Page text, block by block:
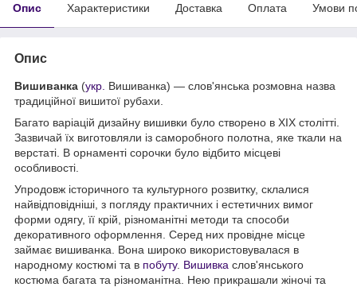
Опис Характеристики Доставка Оплата Умови
Опис
Вишиванка (укр. Вишиванка) — слов'янська розмовна назва
традиційної вишитої рубахи.
Багато варіацій дизайну вишивки було створено в XIX столітті.
Зазвичай їх виготовляли із саморобного полотна, яке ткали на
верстаті. В орнаменті сорочки було відбито місцеві
особливості.
Упродовж історичного та культурного розвитку, склалися
найвідповідніші, з погляду практичних і естетичних вимог
форми одягу, її крій, різноманітні методи та способи
декоративного оформлення. Серед них провідне місце
займає вишиванка. Вона широко використовувалася в
народному костюмі та в побуту. Вишивка слов'янського
костюма багата та різноманітна. Нею прикрашали жіночі та